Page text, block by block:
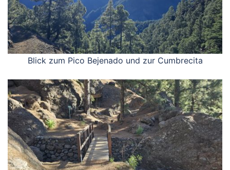
Blick zum Pico Bejenado und zur Cumbrecita